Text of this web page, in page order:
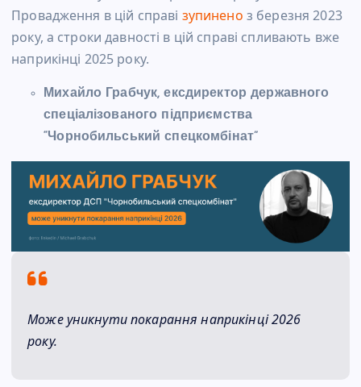
Провадження в цій справі зупинено з березня 2023
року, а строки давності в цій справі спливають вже
наприкінці 2025 року.
Михайло Грабчук, ексдиректор державного
спеціалізованого підприємства
“Чорнобильський спецкомбінат”
Може уникнути покарання наприкінці 2026
року.